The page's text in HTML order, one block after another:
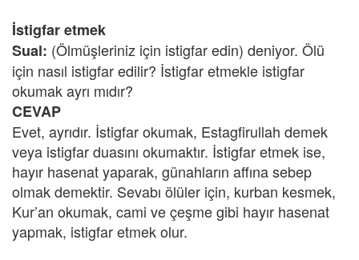
İstigfar etmek
Sual: (Ölmüşleriniz için istigfar edin) deniyor. Ölü
için nasıl istigfar edilir? İstigfar etmekle istigfar
okumak ayrı mıdır?
CEVAP
Evet, ayrıdır. İstigfar okumak, Estagfirullah demek
veya istigfar duasını okumaktır. İstigfar etmek ise,
hayır hasenat yaparak, günahların affına sebep
olmak demektir. Sevabı ölüler için, kurban kesmek,
Kur’an okumak, cami ve çeşme gibi hayır hasenat
yapmak, istigfar etmek olur.